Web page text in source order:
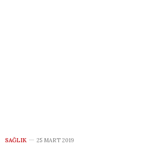
SAĞLIK 25 MART 2019